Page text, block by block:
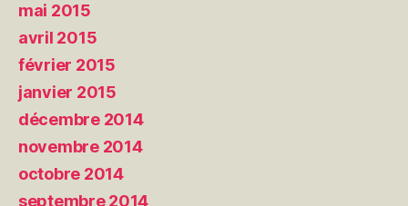
mai 2015
avril 2015
février 2015
janvier 2015
décembre 2014
novembre 2014
octobre 2014
septembre 2014